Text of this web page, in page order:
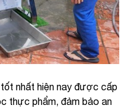
nhất hiện nay được cấp
thực phẩm, đảm bảo an